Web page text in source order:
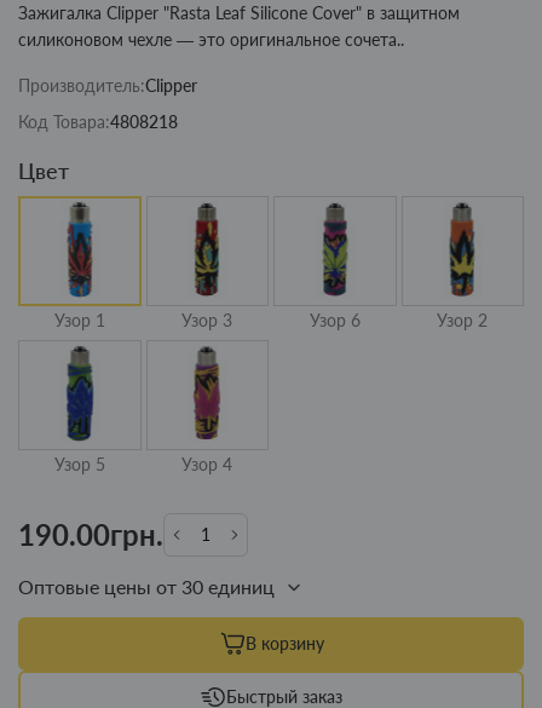
Зажигалка Clipper "Rasta Leaf Silicone Cover" в защитном
силиконовом чехле — это оригинальное сочета..
Производитель:Clipper
Код Товара:4808218
Цвет
Узор 1 Узор 3 Узор 6 Узор 2
Узор 5 Узор 4
190.00грн.
Оптовые цены от 30 единиц
В корзину
Быстрый заказ